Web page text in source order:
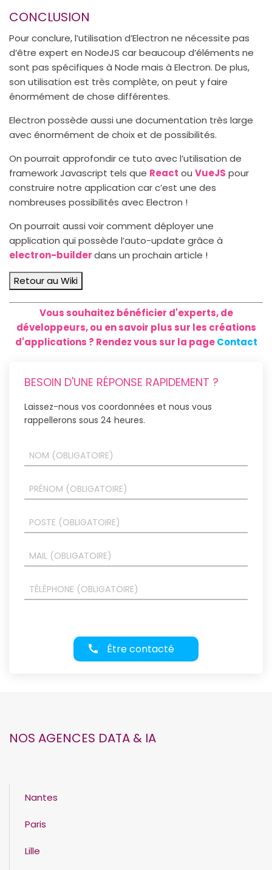
CONCLUSION
Pour conclure, l’utilisation d’Electron ne nécessite pas
d’être expert en NodeJS car beaucoup d’éléments ne
sont pas spécifiques à Node mais à Electron. De plus,
son utilisation est très complète, on peut y faire
énormément de chose différentes.
Electron possède aussi une documentation très large
avec énormément de choix et de possibilités.
On pourrait approfondir ce tuto avec l’utilisation de
framework Javascript tels que React ou VueJS pour
construire notre application car c’est une des
nombreuses possibilités avec Electron !
On pourrait aussi voir comment déployer une
application qui possède l’auto-update grâce à
electron-builderdans un prochain article !
Retour au Wiki
Vous souhaitez bénéficier d'experts, de
développeurs, ou en savoir plus sur les créations
d'applications ? Rendez vous sur la pageContact
BESOIN D'UNE RÉPONSE RAPIDEMENT ?
Laissez-nous vos coordonnées et nous vous
rappellerons sous 24 heures.
Être contacté
NOS AGENCES DATA & IA
Nantes
Paris
Lille